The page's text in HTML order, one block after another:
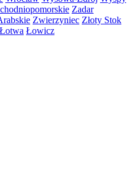
Zadar
Zwierzyniec Złoty Stok
Łotwa Łowicz